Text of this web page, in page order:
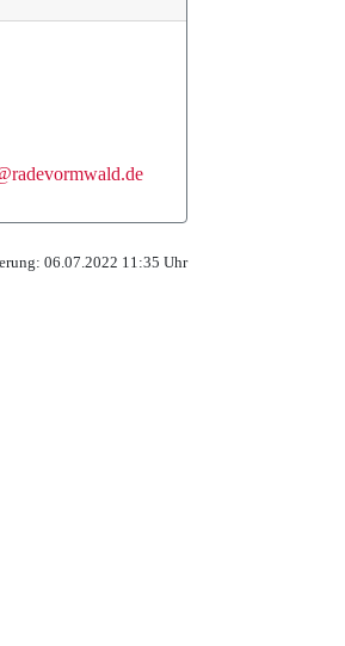
06.07.2022 11:35 Uhr